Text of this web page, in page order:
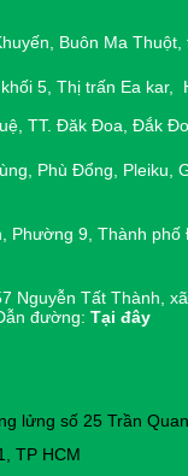
Buôn Ma Thuột,
5, Thị trấn Ea kar,
TT. Đăk Đoa, Đắk
Phù Đổng, Pleiku,
Phường 9, Thành phố
Nguyễn Tất Thành,
đường: Tại đây
lửng số 25 Trần
TP HCM